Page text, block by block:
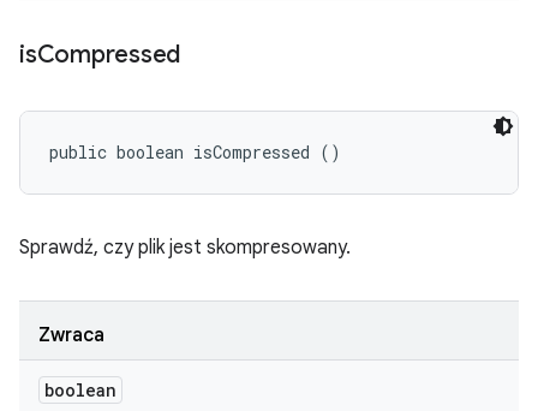
isCompressed
public boolean isCompressed ()
Sprawdź, czy plik jest skompresowany.
Zwraca
boolean